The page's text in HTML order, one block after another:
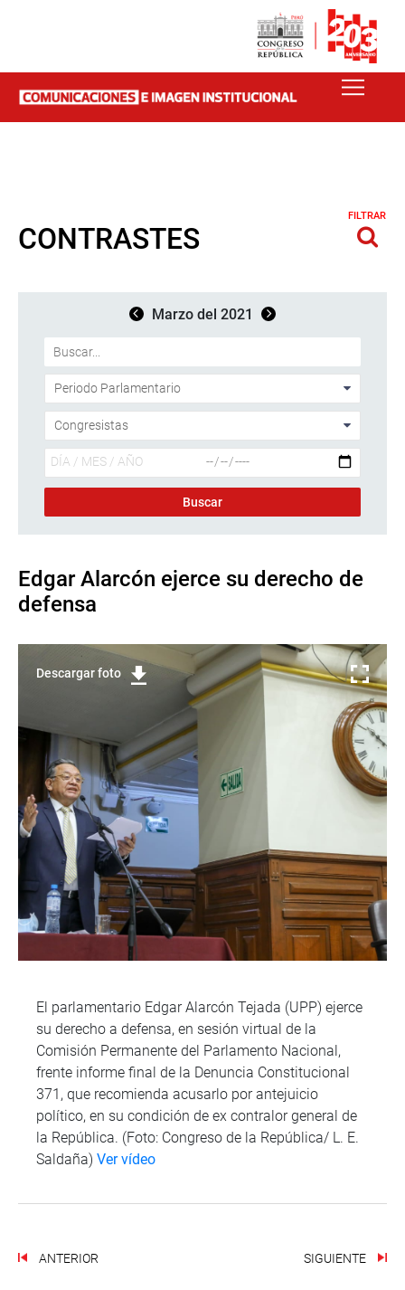
CONTRASTES
FILTRAR
Marzo del 2021
Edgar Alarcón ejerce su derecho de
defensa
Descargar foto
El parlamentario Edgar Alarcón Tejada (UPP) ejerce
su derecho a defensa, en sesión virtual de la
Comisión Permanente del Parlamento Nacional,
frente informe final de la Denuncia Constitucional
371, que recomienda acusarlo por antejuicio
político, en su condición de ex contralor general de
la República. (Foto: Congreso de la República/ L. E.
Saldaña) Ver vídeo
ANTERIOR SIGUIENTE